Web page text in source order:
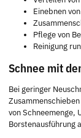
Einebnen
Pflege von
Reinigung
Schnee mit
Bei geringer
von Schneemenge,
Borstenausführung